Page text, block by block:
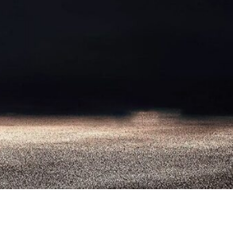
برنامه‌های متنوع‌تری اجرا کنند. این
که برایتجهیزات ورزشی خانگیطراحی